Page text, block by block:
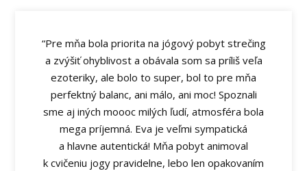
“Pre mňa bola priorita na jógový pobyt strečing
a zvýšiť ohyblivost a obávala som sa príliš veľa
ezoteriky, ale bolo to super, bol to pre mňa
perfektný balanc, ani málo, ani moc! Spoznali
sme aj iných moooc milých ľudí, atmosféra bola
mega príjemná. Eva je veľmi sympatická
a hlavne autentická! Mňa pobyt animoval
k cvičeniu jogy pravidelne, lebo len opakovaním